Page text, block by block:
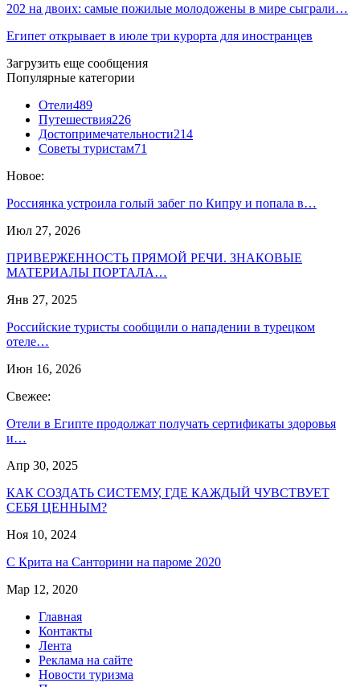
202 на двоих: самые пожилые молодожены в мире сыграли…
Египет открывает в июле три курорта для иностранцев
Загрузить еще сообщения
Популярные категории
Отели489
Путешествия226
Достопримечательности214
Советы туристам71
Новое:
Россиянка устроила голый забег по Кипру и попала в…
Июл 27, 2026
ПРИВЕРЖЕННОСТЬ ПРЯМОЙ РЕЧИ. ЗНАКОВЫЕ
МАТЕРИАЛЫ ПОРТАЛА…
Янв 27, 2025
Российские туристы сообщили о нападении в турецком
отеле…
Июн 16, 2026
Свежее:
Отели в Египте продолжат получать сертификаты здоровья
и…
Апр 30, 2025
КАК СОЗДАТЬ СИСТЕМУ, ГДЕ КАЖДЫЙ ЧУВСТВУЕТ
СЕБЯ ЦЕННЫМ?
Ноя 10, 2024
С Крита на Санторини на пароме 2020
Мар 12, 2020
Главная
Контакты
Лента
Реклама на сайте
Новости туризма